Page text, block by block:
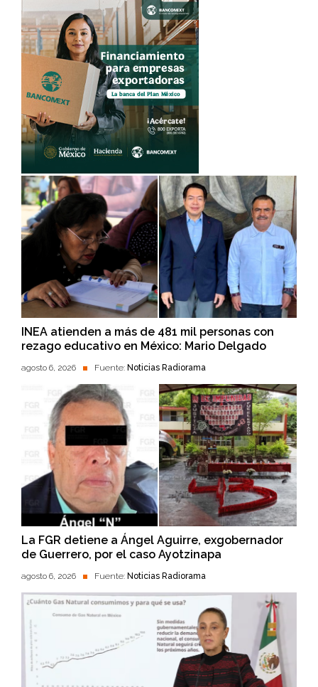
INEA atienden a más de 481 mil personas con
rezago educativo en México: Mario Delgado
agosto 6, 2026 Fuente: Noticias Radiorama
La FGR detiene a Ángel Aguirre, exgobernador
de Guerrero, por el caso Ayotzinapa
agosto 6, 2026 Fuente: Noticias Radiorama